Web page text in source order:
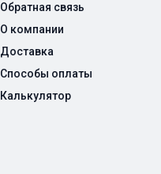
Обратная связь
О компании
Доставка
Способы оплаты
Калькулятор